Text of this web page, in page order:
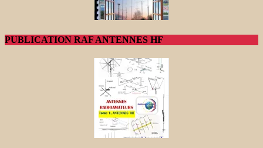
PUBLICATION RAF ANTENNES HF